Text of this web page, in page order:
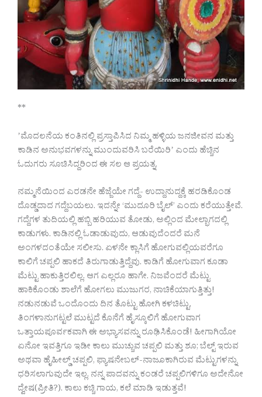
**
ʼಮೊದಲನೆಯ ಕಂತಿನಲ್ಲಿ ಪ್ರಸ್ತಾಪಿಸಿದ ನಿಮ್ಮ ಹಳ್ಳಿಯ ಜನಜೀವನ ಮತ್ತು
ಕಾಡಿನ ಅನುಭವಗಳನ್ನು ಮುಂದುವರಿಸಿ ಬರೆಯಿರಿʼ ಎಂದು ಹೆಚ್ಚಿನ
ಓದುಗರು ಸೂಚಿಸಿದ್ದರಿಂದ ಈ ಸಲ ಆ ಪ್ರಯತ್ನ.
ನಮ್ಮನೆಯಿಂದ ಎರಡನೇ ಹೆಜ್ಜೆಯೇ ಗದ್ದೆ- ಉದ್ದಾನುದ್ದಕ್ಕೆ ಹರಡಿಕೊಂಡ
ದೊಡ್ಡದಾದ ಗದ್ದೆಬಯಲು. ಇದನ್ನೇ ‘ಮುದೂರಿ ಬೈಲ್’ ಎಂದು ಕರೆಯುತ್ತೇವೆ.
ಗದ್ದೆಗಳ ತುದಿಯಲ್ಲಿ ಹಬ್ಬಿ ಹರಿಯುವ ತೋಡು, ಅಲ್ಲಿಂದ ಮೇಲ್ಭಾಗದಲ್ಲಿ
ಕಾಡುಗಳು. ಕಾಡಿನಲ್ಲಿ ಓಡಾಡುವುದು, ಆಡುವುದೆಂದರೆ ಮನೆ
ಅಂಗಳದಂತೆಯೇ ಸಲೀಸು. ಏಳನೇ ಕ್ಲಾಸಿಗೆ ಹೋಗುವಲ್ಲಿಯವರೆಗೂ
ಕಾಲಿಗೆ ಚಪ್ಪಲಿ ಹಾಕದೆ ತಿರುಗಾಡುತ್ತಿದ್ದೆವು. ಕಾಡಿಗೆ ಹೋಗುವಾಗ ಕೂಡಾ
ಮೆಟ್ಟು ಹಾಕುತ್ತಿರಲಿಲ್ಲ. ಆಗ ಎಲ್ಲರೂ ಹಾಗೇ. ನಿಜವೆಂದರೆ ಮೆಟ್ಟು
ಹಾಕಿಕೊಂಡು ಶಾಲೆಗೆ ಹೋಗಲು ಮುಜುಗರ, ನಾಚಿಕೆಯಾಗುತ್ತಿತ್ತು!
ನಡುನಡುವೆ ಒಂದೊಂದು ದಿನ ತೊಟ್ಟು ಹೋಗಿ ಕಳಚಿಟ್ಟು,
ತಿಂಗಳಾನುಗಟ್ಟಲೆ ಮುಟ್ಟದೆ ಕೊನೆಗೆ ಹೈಸ್ಕೂಲಿಗೆ ಹೋಗುವಾಗ
ಒತ್ತಾಯಪೂರ್ವಕವಾಗಿ ಈ ಅಭ್ಯಾಸವನ್ನು ರೂಢಿಸಿಕೊಂಡೆ! ಹೀಗಾಗಿಯೋ
ಏನೋ ಇವತ್ತಿಗೂ ಇಡೀ ಕಾಲು ಮುಚ್ಚುವ ಚಪ್ಪಲಿ ಮತ್ತು ಶೂ; ಬೆಲ್ಟ್ ಇರುವ
ಅಥವಾ ಹೈಹೀಲ್ಡ್ ಚಪ್ಪಲಿ, ಫ್ಯಾಷನೇಬಲ್-ನಾಜೂಕಾಗಿರುವ ಮೆಟ್ಟುಗಳನ್ನು
ಧರಿಸಲಾಗುವುದೇ ಇಲ್ಲ. ನನ್ನ ಪಾದವನ್ನು ಕಂಡರೆ ಚಪ್ಪಲಿಗಳಿಗೂ ಅದೇನೋ
ದ್ವೇಷ(ಪ್ರೀತಿ?). ಕಾಲು ಕಚ್ಚಿ ಗಾಯ, ಕಲೆ ಮಾಡಿ ಇಡುತ್ತವೆ!